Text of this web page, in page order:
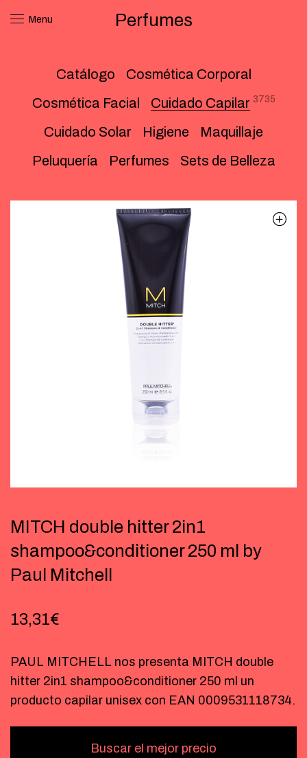
Menu Perfumes
Catálogo
Cosmética Corporal
Cosmética Facial
Cuidado Capilar 3735
Cuidado Solar Higiene
Maquillaje
Peluquería
Perfumes Sets de Belleza
MITCH double hitter 2in1
shampoo&conditioner 250 ml by
Paul Mitchell
13,31€
PAUL MITCHELL nos presenta MITCH double
hitter 2in1 shampoo&conditioner 250 ml un
producto capilar unisex con EAN 0009531118734.
Buscar el mejor precio